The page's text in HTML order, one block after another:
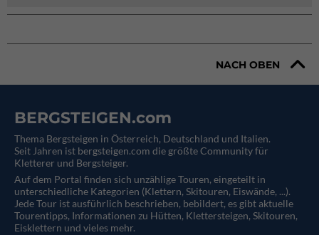
NACH OBEN
BERGSTEIGEN.com
Thema Bergsteigen in Österreich, Deutschland und Italien.
Seit Jahren ist bergsteigen.com die größte Community für
Kletterer und Bergsteiger.
Auf dem Portal finden sich unzählige Touren, eingeteilt in
unterschiedliche Kategorien (Klettern, Skitouren, Eiswände, ...).
Jede Tour ist ausführlich beschrieben, bebildert, es gibt aktuelle
Tourentipps, Informationen zu Hütten, Klettersteigen, Skitouren,
Eisklettern und vieles mehr.